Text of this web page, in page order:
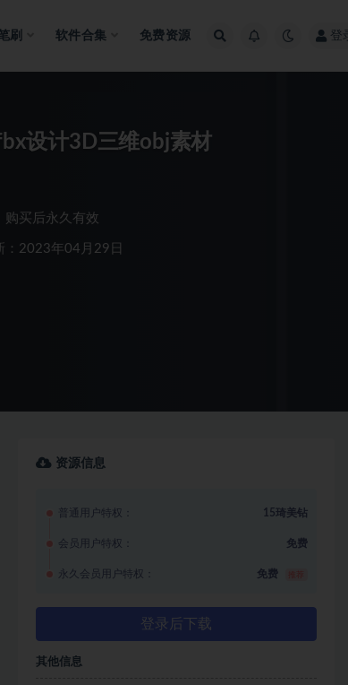
刷 软件合集 免费资源 登
设计3D三维obj素材
购买后永久有效
：2023年04月29日
资源信息
普通用户特权： 15琦美钻
会员用户特权： 免费
永久会员用户特权： 免费
登录后下载
其他信息